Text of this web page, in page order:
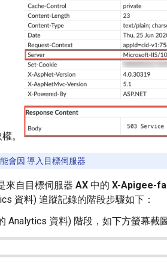
。
會因 導入目標伺服器
來自目標伺服器 AX 中的 X-Apigee-
資料) 追蹤記錄的階段步驟如下：
Analytics 資料) 階段，如下方螢幕截